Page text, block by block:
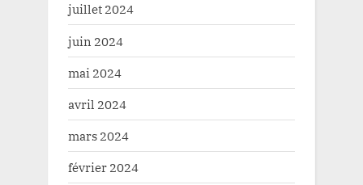
juillet 2024
juin 2024
mai 2024
avril 2024
mars 2024
février 2024